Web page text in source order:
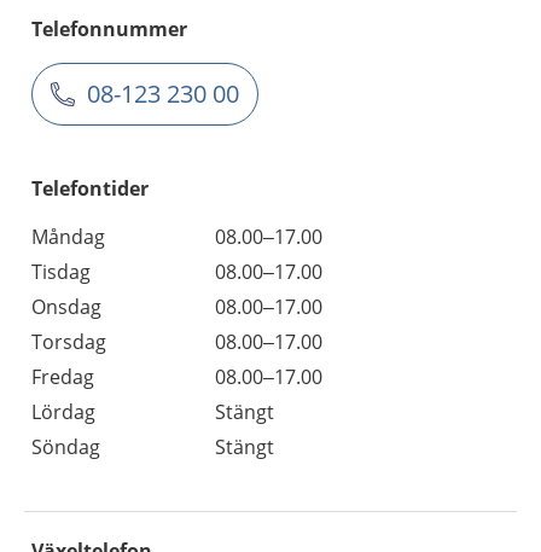
Telefonnummer
08-123 230 00
Telefontider
Måndag
08.00–17.00
Tisdag
08.00–17.00
Onsdag
08.00–17.00
Torsdag
08.00–17.00
Fredag
08.00–17.00
Lördag
Stängt
Söndag
Stängt